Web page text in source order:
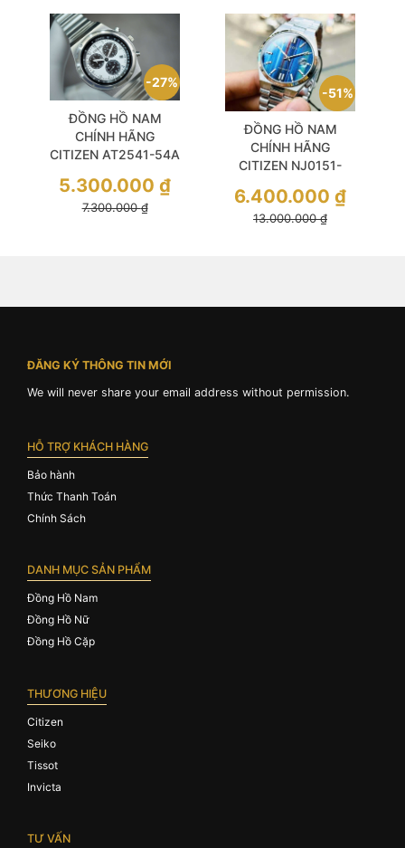
27%
ĐỒNG HỒ NAM
CHÍNH HÃNG
CITIZEN AT2541-54A
Label 1984
Chronograph Silver
7.300.000₫
5.300.000 ₫
51%
ĐỒNG HỒ NAM
CHÍNH HÃNG
CITIZEN NJ0151-
Tsuyosa 2024
Limited Blue Dial
13.000.000₫
6.400.000 ₫
ĐĂNG KÝ THÔNG TIN MỚI
We will never share your email address without permission.
HỖ TRỢ KHÁCH HÀNG
Bảo hành
Thức Thanh Toán
Chính Sách
DANH MỤC SẢN PHẨM
Đồng Hồ Nam
Đồng Hồ Nữ
Đồng Hồ Cặp
THƯƠNG HIỆU
Citizen
Seiko
Tissot
Invicta
TƯ VẤN